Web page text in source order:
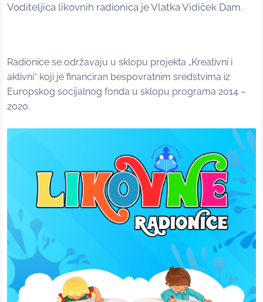
Voditeljica likovnih radionica je Vlatka Vidiček Dam.
Radionice se održavaju u sklopu projekta „Kreativni i
aktivni“ koji je financiran bespovratnim sredstvima iz
Europskog socijalnog fonda u sklopu programa 2014 –
2020.